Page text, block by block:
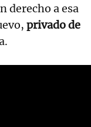
derecho a esa
privado de